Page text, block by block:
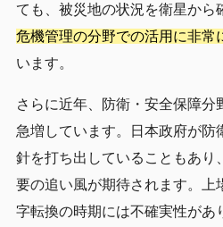
ても、被災地の状況を衛星から
危機管理の分野での活用に非常
います。
さらに近年、防衛・安全保障分
急増しています。日本政府が防
針を打ち出していることもあり
要の追い風が期待されます。上
字転換の時期には不確実性があ